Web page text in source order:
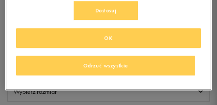
KLUBIE 50 STYLE
Produkt niedostępny
Jeśli artykuł będzie ponownie dostępny, otrzymasz od nas powiadomienie.
Wybierz rozmiar
Dostosuj
Odrzuć wszystkie
OK